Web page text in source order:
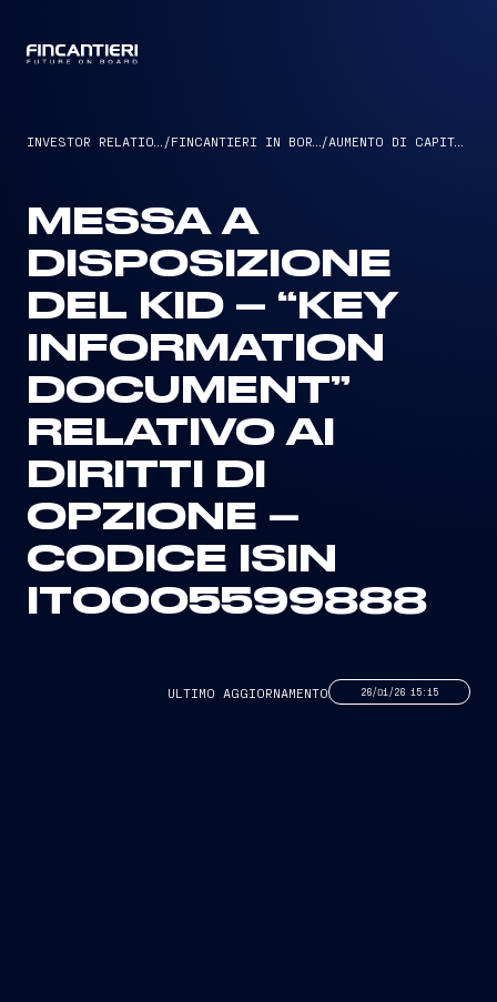
INVESTOR RELATIONS / FINCANTIERI IN BORSA / AUMENTO DI CAPITALE
MESSA A
DISPOSIZIONE
DEL KID – “KEY
INFORMATION
DOCUMENT”
RELATIVO AI
DIRITTI DI
OPZIONE –
CODICE ISIN
IT0005599888
ULTIMO AGGIORNAMENTO 26/01/26 15:15